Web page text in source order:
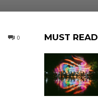
0 MUST READ